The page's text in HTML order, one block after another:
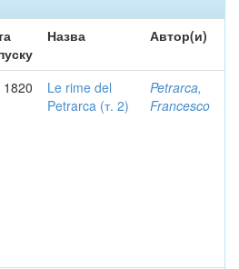
Назва Автор(и)
1820
Le rime del
Petrarca (т. 2)
Petrarca,
Francesco